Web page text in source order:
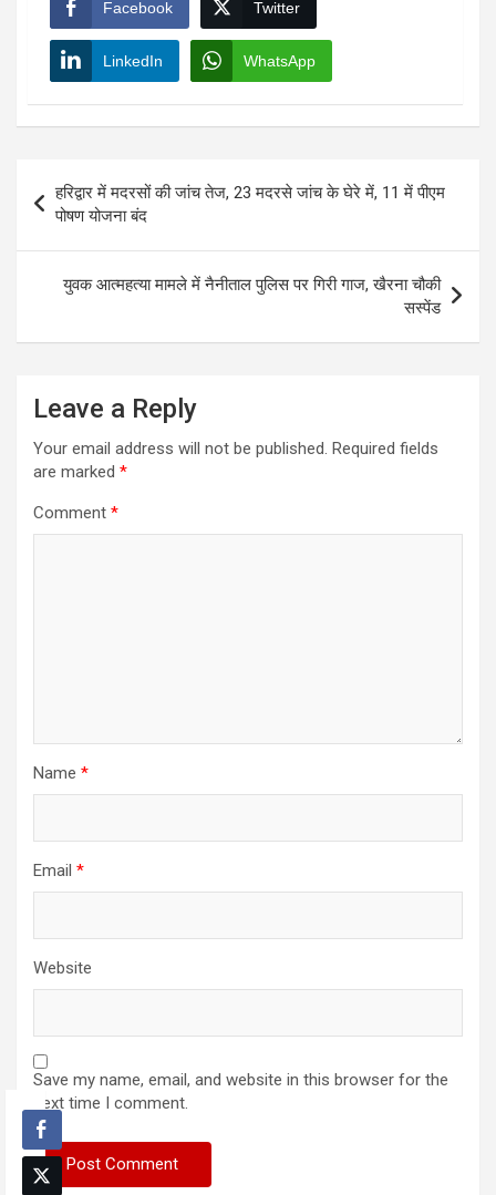
Facebook Twitter
LinkedIn WhatsApp
navigation
हरिद्वार में मदरसों की जांच तेज, 23 मदरसे जांच के घेरे में, 11 में पीएम
पोषण योजना बंद
युवक आत्महत्या मामले में नैनीताल पुलिस पर गिरी गाज, खैरना चौकी
सस्पेंड
Leave a Reply
Your email address will not be published. Required fields
are marked *
Comment *
Name *
Email *
Website
Save my name, email, and website in this browser for the
next time I comment.